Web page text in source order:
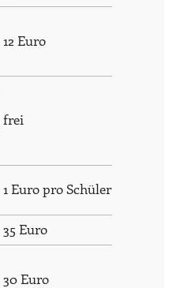
12 Euro
frei
1 Euro pro Schüler
35 Euro
30 Euro